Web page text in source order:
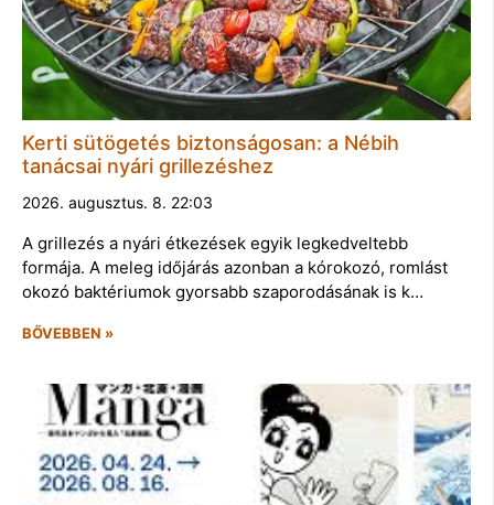
Kerti sütögetés biztonságosan: a Nébih
tanácsai nyári grillezéshez
2026. augusztus. 8. 22:03
A grillezés a nyári étkezések egyik legkedveltebb
formája. A meleg időjárás azonban a kórokozó, romlást
okozó baktériumok gyorsabb szaporodásának is k…
BŐVEBBEN »